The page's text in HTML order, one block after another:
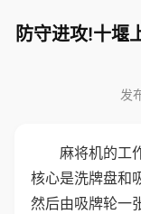
防守进攻!十堰
发
麻将机的工
核心是洗牌盘和
然后由吸牌轮一